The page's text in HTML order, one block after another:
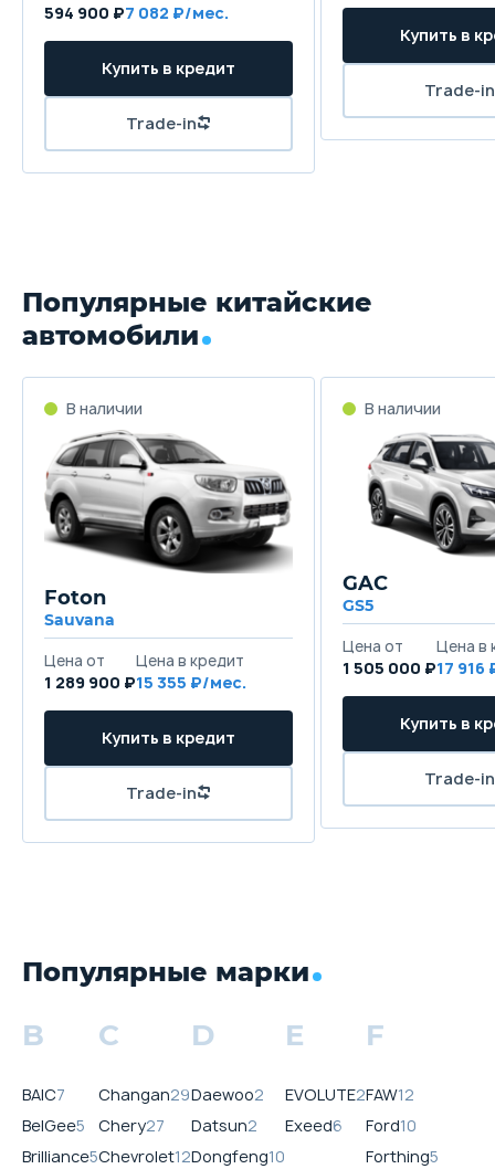
594 900 ₽7 082
Популярные китайские
автомобили
Foton
Sauvana
1 289 900 ₽15 355
GAC
GS5
1 505 000 ₽17 916
Популярные марки
B
BAIC7
BelGee5
Brilliance5
C
Changan29
Chery27
Chevrolet12
D
Daewoo2
Datsun2
Dongfeng10
E
EVOLUTE2
Exeed6
F
FAW12
Ford10
Forthing5